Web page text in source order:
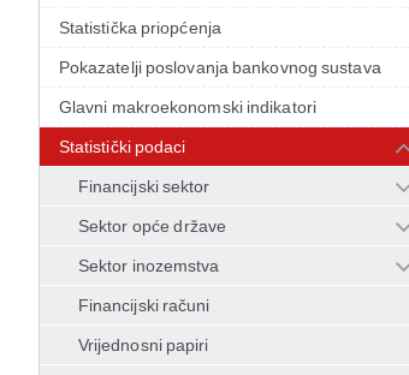
Statistička priopćenja
Pokazatelji poslovanja bankovnog sustava
Glavni makroekonomski indikatori
Statistički podaci
Financijski sektor
Sektor opće države
Sektor inozemstva
Financijski računi
Vrijednosni papiri